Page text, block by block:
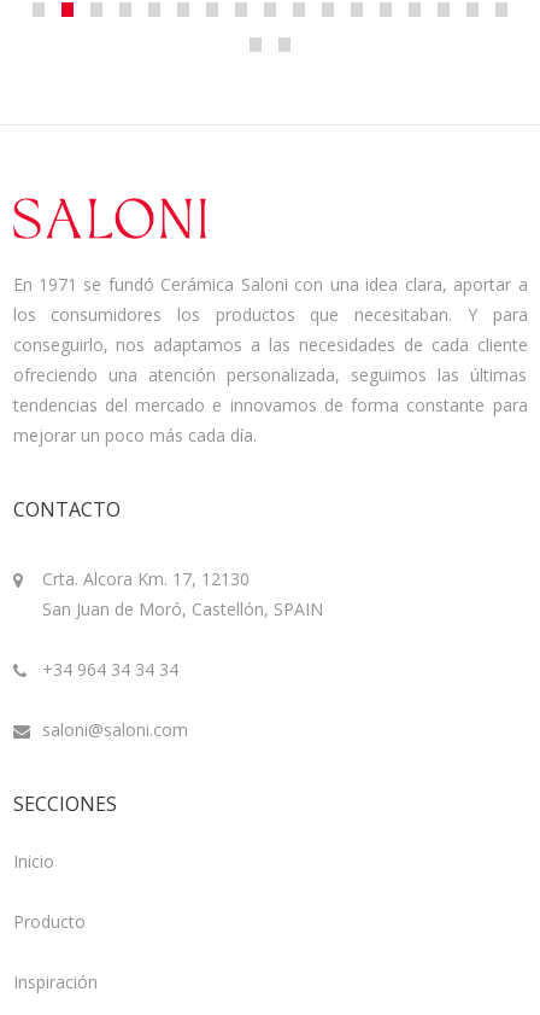
En 1971 se fundó Cerámica Saloni con una idea clara, aportar a
los consumidores los productos que necesitaban. Y para
conseguirlo, nos adaptamos a las necesidades de cada cliente
ofreciendo una atención personalizada, seguimos las últimas
tendencias del mercado e innovamos de forma constante para
mejorar un poco más cada día.
CONTACTO
Crta. Alcora Km. 17, 12130
San Juan de Moró, Castellón, SPAIN
+34 964 34 34 34
saloni@saloni.com
SECCIONES
Inicio
Producto
Inspiración